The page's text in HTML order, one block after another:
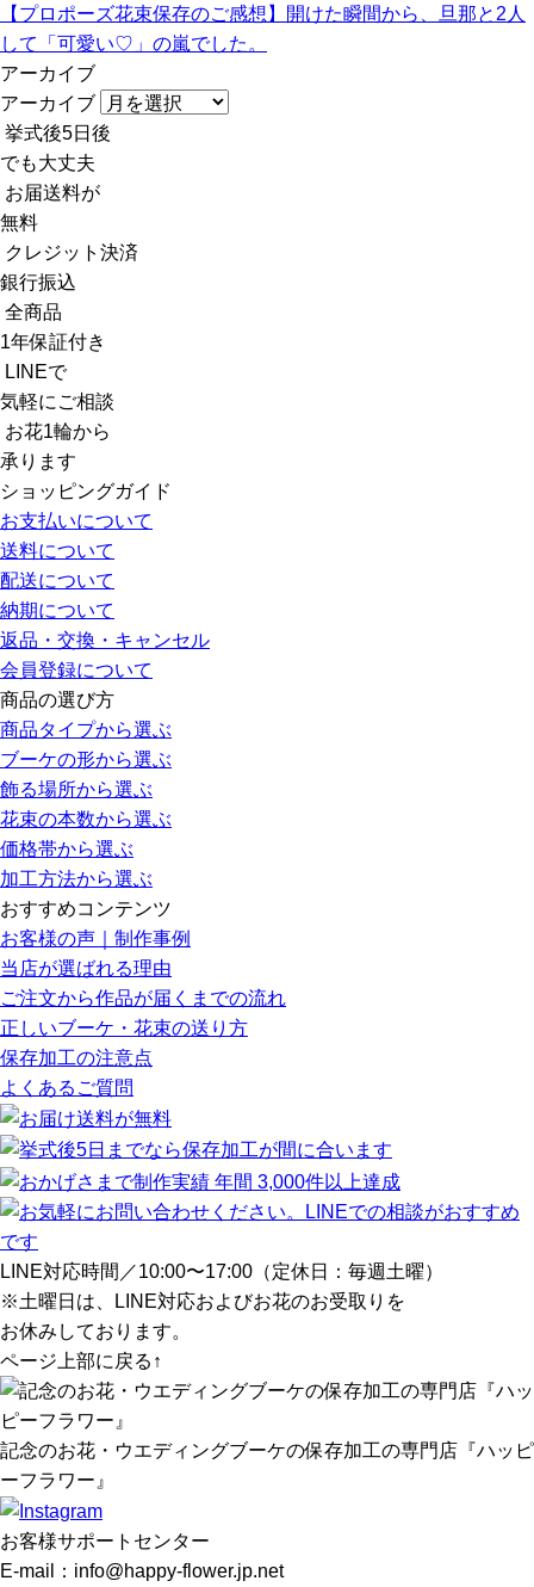
【プロポーズ花束保存のご感想】開けた瞬間から、旦那と2人
して「可愛い♡」の嵐でした。️
アーカイブ
アーカイブ
挙式後5日後
でも大丈夫
お届送料が
無料
クレジット決済
銀行振込
全商品
1年保証付き
LINEで
気軽にご相談
お花1輪から
承ります
ショッピングガイド
お支払いについて
送料について
配送について
納期について
返品・交換・キャンセル
会員登録について
商品の選び方
商品タイプから選ぶ
ブーケの形から選ぶ
飾る場所から選ぶ
花束の本数から選ぶ
価格帯から選ぶ
加工方法から選ぶ
おすすめコンテンツ
お客様の声｜制作事例
当店が選ばれる理由
ご注文から作品が届くまでの流れ
正しいブーケ・花束の送り方
保存加工の注意点
よくあるご質問
LINE対応時間／10:00〜17:00（定休日：毎週土曜）
※土曜日は、LINE対応およびお花のお受取りを
お休みしております。
ページ上部に戻る↑
記念のお花・ウエディングブーケの保存加工の専門店『ハッピ
ーフラワー』
お客様サポートセンター
E-mail：info@happy-flower.jp.net